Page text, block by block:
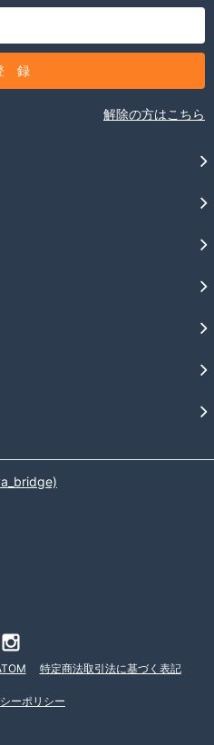
解除の方はこちら
特定商法取引法に基づく表記
ーポリシー